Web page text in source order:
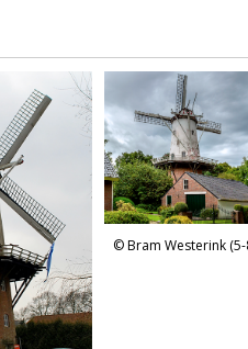
Bram Westerink